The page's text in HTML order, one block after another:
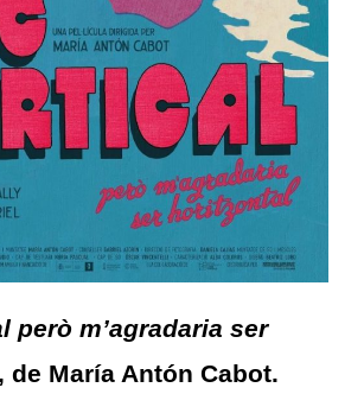
però m’agradaria ser
, de María Antón Cabot.